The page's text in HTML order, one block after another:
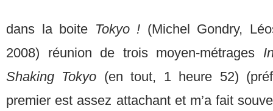
dans la boite Tokyo ! (Michel Gondry,
2008) réunion de trois moyen-métrages
Shaking Tokyo (en tout, 1 heure 52)
premier est assez attachant et m’a fait